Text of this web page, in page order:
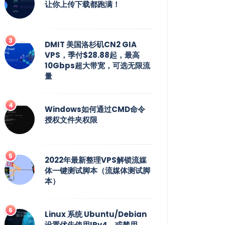
让你上传下载都跑满！
DMIT 美国洛杉矶CN2 GIA
VPS，季付$28.88起，最高
10Gbps超大带宽，可选无限流
量
Windows如何通过CMD命令
授权文件夹权限
2022年最新整理VPS解锁流媒
体一键测试脚本（流媒体测试脚
本）
Linux 系统 Ubuntu/Debian